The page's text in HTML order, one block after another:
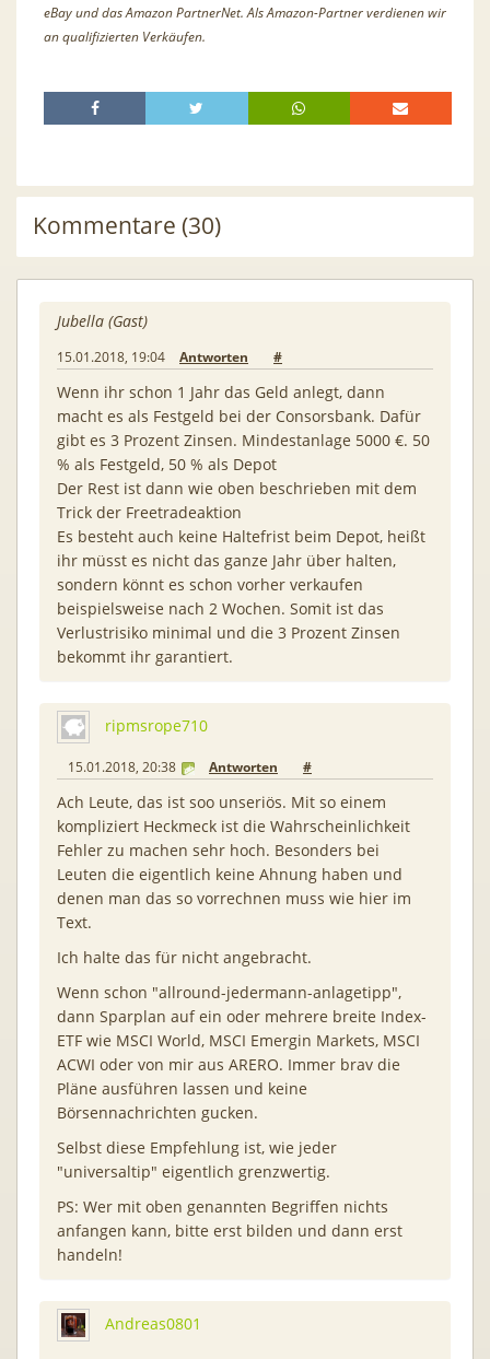
eBay und das Amazon PartnerNet. Als Amazon-Partner verdienen wir
an qualifizierten Verkäufen.
Kommentare (30)
Jubella (Gast)
15.01.2018, 19:04 Antworten #
Wenn ihr schon 1 Jahr das Geld anlegt, dann
macht es als Festgeld bei der Consorsbank. Dafür
gibt es 3 Prozent Zinsen. Mindestanlage 5000 €. 50
% als Festgeld, 50 % als Depot
Der Rest ist dann wie oben beschrieben mit dem
Trick der Freetradeaktion
Es besteht auch keine Haltefrist beim Depot, heißt
ihr müsst es nicht das ganze Jahr über halten,
sondern könnt es schon vorher verkaufen
beispielsweise nach 2 Wochen. Somit ist das
Verlustrisiko minimal und die 3 Prozent Zinsen
bekommt ihr garantiert.
ripmsrope710
15.01.2018, 20:38 Antworten #
Ach Leute, das ist soo unseriös. Mit so einem
kompliziert Heckmeck ist die Wahrscheinlichkeit
Fehler zu machen sehr hoch. Besonders bei
Leuten die eigentlich keine Ahnung haben und
denen man das so vorrechnen muss wie hier im
Text.
Ich halte das für nicht angebracht.
Wenn schon "allround-jedermann-anlagetipp",
dann Sparplan auf ein oder mehrere breite Index-
ETF wie MSCI World, MSCI Emergin Markets, MSCI
ACWI oder von mir aus ARERO. Immer brav die
Pläne ausführen lassen und keine
Börsennachrichten gucken.
Selbst diese Empfehlung ist, wie jeder
"universaltip" eigentlich grenzwertig.
PS: Wer mit oben genannten Begriffen nichts
anfangen kann, bitte erst bilden und dann erst
handeln!
Andreas0801